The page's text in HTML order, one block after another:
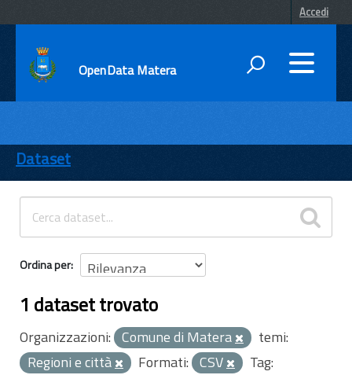
Accedi
OpenData Matera
ENTI
TEMI
INFORMAZIONI
Dataset
Ordina per
1 dataset trovato
Organizzazioni: Comune di Matera
temi:
Regioni e città
Formati: CSV
Tag: